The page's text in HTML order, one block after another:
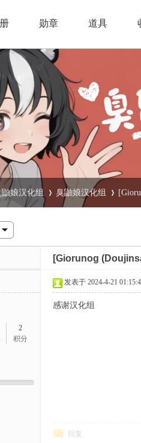
勋章 道具
鼬娘汉化组
›
臭鼬娘汉化组
›
[Giorunog
2
积分
发表于 2024-4-21
感谢汉化组
回复